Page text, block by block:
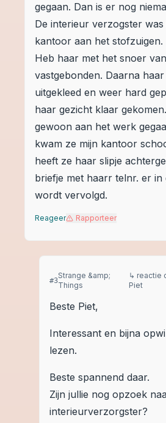
gegaan. Dan is er nog
De interieur verzogster
kantoor aan het stofzuigen.
Heb haar met het snoer
vastgebonden. Daarna
uitgekleed en weer hard
haar gezicht klaar
gewoon aan het werk
kwam ze mijn kantoor
heeft ze haar slipje
briefje met haarr telnr. er in
wordt vervolgd.
Reageer Rapporteer
#3
Strange &amp;
Things
↳ reactie
Piet
Beste Piet,
Interessant en bijna
lezen.
Beste spannend daar.
Zijn jullie nog opzoek
interieurverzorgster?